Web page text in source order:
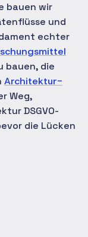
bauen wir
und
echter
bauen, die
Architektur-
Weg,
DSGVO-
die Lücken